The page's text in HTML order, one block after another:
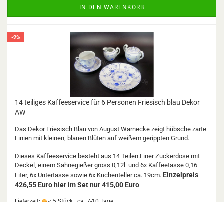
IN DEN WARENKORB
-2%
14 teiliges Kaffeeservice für 6 Personen Friesisch blau Dekor
AW
Das Dekor Friesisch Blau von August Warnecke zeigt hübsche zarte
Linien mit kleinen, blauen Blüten auf weißem gerippten Grund.
Dieses Kaffeeservice besteht aus 14 Teilen.Einer Zuckerdose mit
Deckel, einem Sahnegießer gross 0,12l und 6x Kaffeetasse 0,16
Liter, 6x Untertasse sowie 6x Kuchenteller ca. 19cm. Einzelpreis
426,55 Euro hier im Set nur 415,00 Euro